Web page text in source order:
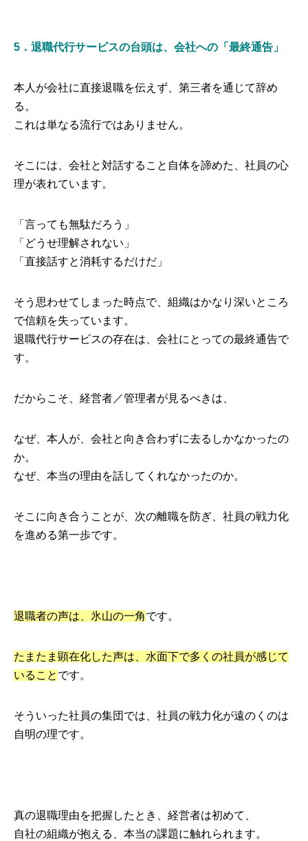
5．退職代行サービスの台頭は、会社への「最終通告」
本人が会社に直接退職を伝えず、第三者を通じて辞め
る。
これは単なる流行ではありません。
そこには、会社と対話すること自体を諦めた、社員の心
理が表れています。
「言っても無駄だろう」
「どうせ理解されない」
「直接話すと消耗するだけだ」
そう思わせてしまった時点で、組織はかなり深いところ
で信頼を失っています。
退職代行サービスの存在は、会社にとっての最終通告で
す。
だからこそ、経営者／管理者が見るべきは、
なぜ、本人が、会社と向き合わずに去るしかなかったの
か。
なぜ、本当の理由を話してくれなかったのか。
そこに向き合うことが、次の離職を防ぎ、社員の戦力化
を進める第一歩です。
退職者の声は、氷山の一角です。
たまたま顕在化した声は、水面下で多くの社員が感じて
いること です。
そういった社員の集団では、社員の戦力化が遠のくのは
自明の理です。
真の退職理由を把握したとき、経営者は初めて、
自社の組織が抱える、本当の課題に触れられます。
代表プロフィール
TEL: 03-6403-0279